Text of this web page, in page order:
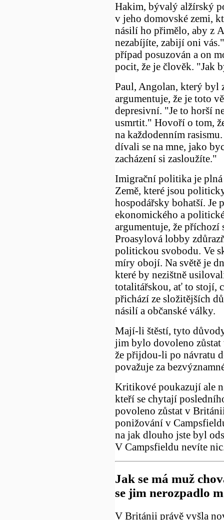
Hakim, bývalý alžírský
v jeho domovské zemi,
násilí ho přimělo, aby z
nezabíjíte, zabijí oni
případ posuzován a on
pocit, že je člověk. "Jak
Paul, Angolan, který byl
argumentuje, že je toto
depresivní. "Je to horší
usmrtit." Hovoří o tom,
na každodenním
dívali se na mne, jako
zacházení si zasloužíte."
Imigrační politika je plná
Země, které jsou
hospodářsky bohatší.
ekonomického a
argumentuje, že příchozí
Proasylová lobby
politickou svobodu. Ve
míry obojí. Na světě je
které by nezištně
totalitářskou, ať to stojí,
přichází ze složitějších
násilí a občanské války.
Mají-li štěstí, tyto
jim bylo dovoleno
že přijdou-li po návratu
považuje za
Kritikové poukazují ale
kteří se chytají
povoleno zůstat v
ponižování v
na jak dlouho jste byl
V Campsfieldu nevíte
Jak se má muž
se jim nerozpadlo
V Británii právě vyšla